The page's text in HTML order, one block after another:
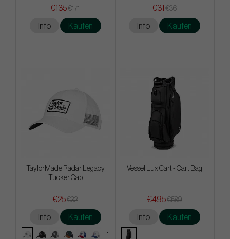
€135€171
Info Kaufen
€31 €36
Info Kaufen
TaylorMade Radar Legacy
Tucker Cap
€25€32
Info Kaufen
+1
Vessel Lux Cart - Cart Bag
€495€589
Info Kaufen